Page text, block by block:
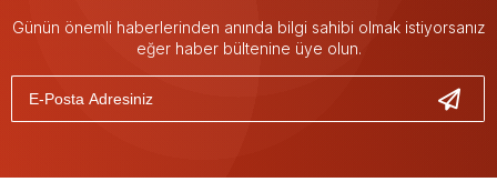
Günün önemli haberlerinden anında bilgi sahibi olmak istiyorsanız
eğer haber bültenine üye olun.